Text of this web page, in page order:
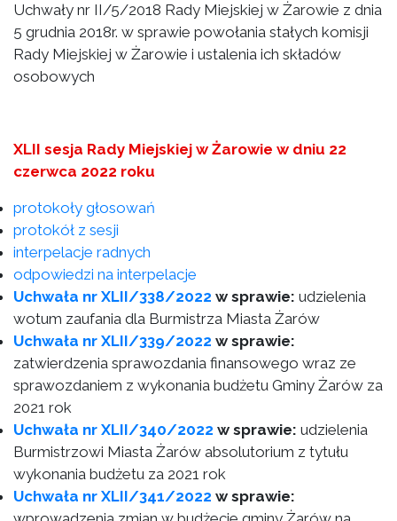
Uchwały nr II/5/2018 Rady Miejskiej w Żarowie z dnia
5 grudnia 2018r. w sprawie powołania stałych komisji
Rady Miejskiej w Żarowie i ustalenia ich składów
osobowych
XLII sesja Rady Miejskiej w Żarowie w dniu 22
czerwca 2022 roku
protokoły głosowań
protokół z sesji
interpelacje radnych
odpowiedzi na interpelacje
Uchwała nr XLII/338/2022 w sprawie: udzielenia
wotum zaufania dla Burmistrza Miasta Żarów
Uchwała nr XLII/339/2022 w sprawie:
zatwierdzenia sprawozdania finansowego wraz ze
sprawozdaniem z wykonania budżetu Gminy Żarów za
2021 rok
Uchwała nr XLII/340/2022 w sprawie: udzielenia
Burmistrzowi Miasta Żarów absolutorium z tytułu
wykonania budżetu za 2021 rok
Uchwała nr XLII/341/2022 w sprawie: